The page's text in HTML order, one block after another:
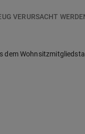
VERURSACHT
dem